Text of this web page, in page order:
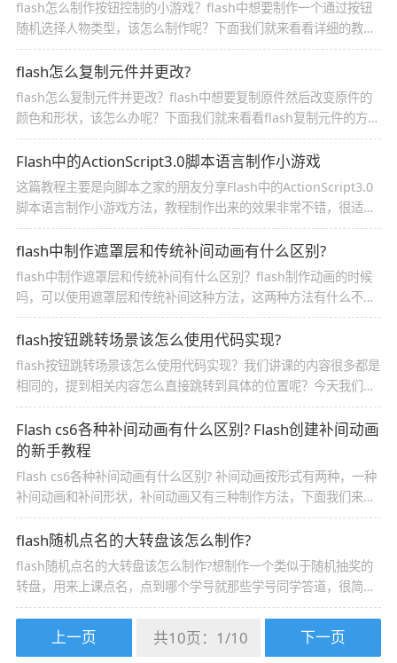
flash怎么制作按钮控制的小游戏？flash中想要制作一个通过按钮
随机选择人物类型，该怎么制作呢？下面我们就来看看详细的教
程，需要的朋友可以参考下
flash怎么复制元件并更改?
flash怎么复制元件并更改？flash中想要复制原件然后改变原件的
颜色和形状，该怎么办呢？下面我们就来看看flash复制元件的方
法，需要的朋友可以参考下
Flash中的ActionScript3.0脚本语言制作小游戏
这篇教程主要是向脚本之家的朋友分享Flash中的ActionScript3.0
脚本语言制作小游戏方法，教程制作出来的效果非常不错，很适合
新手来学习，推荐到脚本之家，一起来看看吧
flash中制作遮罩层和传统补间动画有什么区别?
flash中制作遮罩层和传统补间有什么区别？flash制作动画的时候
吗，可以使用遮罩层和传统补间这种方法，这两种方法有什么不
同？下面我们来看看详细的教程，需要的朋友可以参考下
flash按钮跳转场景该怎么使用代码实现?
flash按钮跳转场景该怎么使用代码实现？我们讲课的内容很多都是
相同的，提到相关内容怎么直接跳转到具体的位置呢？今天我们就
来看看flash中按钮来实现场景之间的跳转的教程，需要的朋友可以
参考下
Flash cs6各种补间动画有什么区别? Flash创建补间动画
的新手教程
Flash cs6各种补间动画有什么区别? 补间动画按形式有两种，一种
补间动画和补间形状，补间动画又有三种制作方法，下面我们来看
看Flash cs6各种补间动画之前的区别，适合新手学习
flash随机点名的大转盘该怎么制作?
flash随机点名的大转盘该怎么制作?想制作一个类似于随机抽奖的
转盘，用来上课点名，点到哪个学号就那些学号同学答道，很简
单，下面分享详细的操作过程，内附代码，需要的朋友可以参考下
共10页： 1/10
上一页 下一页